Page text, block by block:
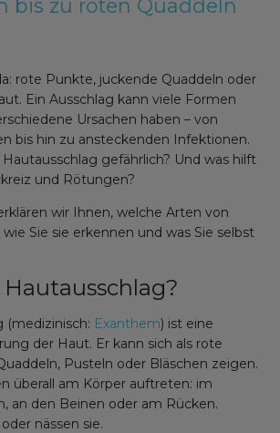
bis zu roten Quaddeln
rote Punkte, juckende Quaddeln oder
Ein Ausschlag kann viele Formen
Ursachen haben – von
bis hin zu ansteckenden Infektionen.
gefährlich? Und was hilft
und Rötungen?
wir Ihnen, welche Arten von
Sie sie erkennen und was Sie selbst
Hautausschlag?
(medizinisch: Exanthem) ist eine
der Haut. Er kann sich als rote
Pusteln oder Bläschen zeigen.
überall am Körper auftreten: im
an den Beinen oder am Rücken.
nässen sie.